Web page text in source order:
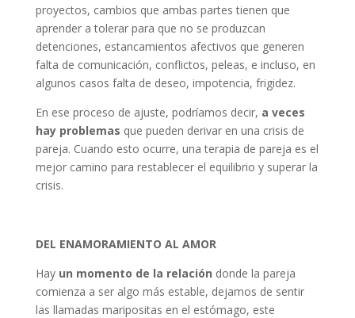
proyectos, cambios que ambas partes tienen que
aprender a tolerar para que no se produzcan
detenciones, estancamientos afectivos que generen
falta de comunicación, conflictos, peleas, e incluso, en
algunos casos falta de deseo, impotencia, frigidez.
En ese proceso de ajuste, podríamos decir, a veces
hay problemas que pueden derivar en una crisis de
pareja. Cuando esto ocurre, una terapia de pareja es el
mejor camino para restablecer el equilibrio y superar la
crisis.
DEL ENAMORAMIENTO AL AMOR
Hay un momento de la relación donde la pareja
comienza a ser algo más estable, dejamos de sentir
las llamadas maripositas en el estómago, este